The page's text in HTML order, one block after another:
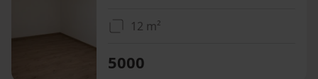
12 m²
5000